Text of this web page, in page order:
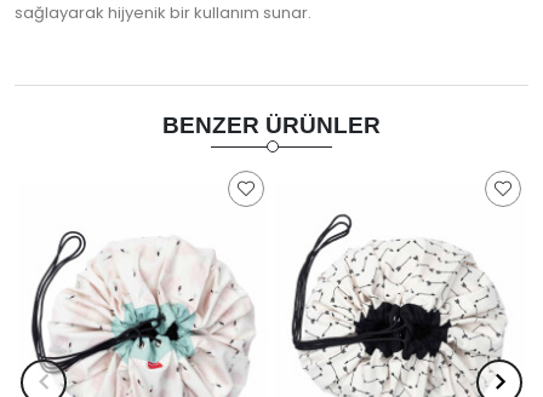
sağlayarak hijyenik bir kullanım sunar.
BENZER ÜRÜNLER